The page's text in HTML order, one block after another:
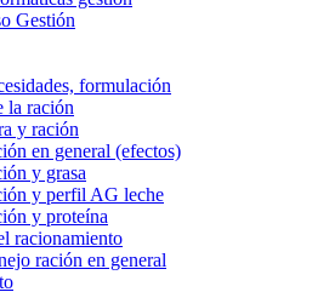
Gestión
formulación
la ración
y ración
en general (efectos)
y grasa
y perfil AG leche
y proteína
racionamiento
ración en general